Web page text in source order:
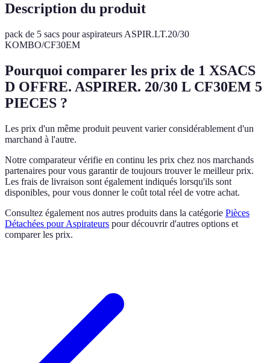
Description du produit
pack de 5 sacs pour aspirateurs ASPIR.LT.20/30
KOMBO/CF30EM
Pourquoi comparer les prix de 1 XSACS
D OFFRE. ASPIRER. 20/30 L CF30EM 5
PIECES ?
Les prix d'un même produit peuvent varier considérablement d'un
marchand à l'autre.
Notre comparateur vérifie en continu les prix chez nos marchands
partenaires pour vous garantir de toujours trouver le meilleur prix.
Les frais de livraison sont également indiqués lorsqu'ils sont
disponibles, pour vous donner le coût total réel de votre achat.
Consultez également nos autres produits dans la catégorie Pièces
Détachées pour Aspirateurs pour découvrir d'autres options et
comparer les prix.